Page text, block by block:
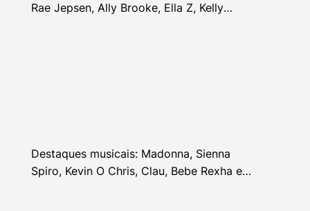
Rae Jepsen, Ally Brooke, Ella Z, Kelly
Destaques musicais: Madonna, Sienna
Spiro, Kevin O Chris, Clau, Bebe Rexha e